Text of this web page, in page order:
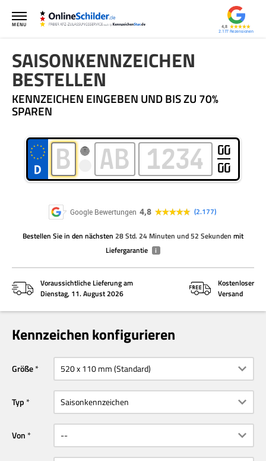
4,8
2.177
MENU
SAISONKENNZEICHEN
BESTELLEN
KENNZEICHEN EINGEBEN UND BIS ZU 70%
SPAREN
00
00
Google Bewertungen 4,8 2.177
Bestellen Siein den nächsten 28 Std. 24 Minuten und 52 Sekunden mit
Liefergarantie
i
Voraussichtliche Lieferung am
Dienstag, 11. August 2026
Kostenloser
Versand
Kennzeichen konfigurieren
Größe
Typ
Von